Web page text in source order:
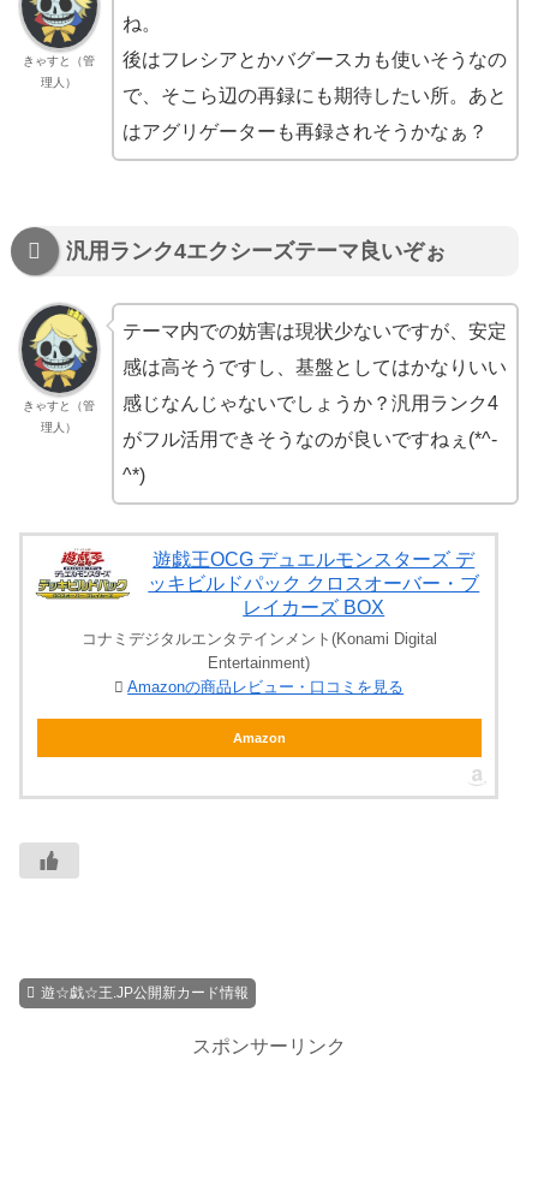
きゃすと（管
理人）
ね。
後はフレシアとかバグースカも使いそうなの
で、そこら辺の再録にも期待したい所。あと
はアグリゲーターも再録されそうかなぁ？
汎用ランク4エクシーズテーマ良いぞぉ
きゃすと（管
理人）
テーマ内での妨害は現状少ないですが、安定
感は高そうですし、基盤としてはかなりいい
感じなんじゃないでしょうか？汎用ランク4
がフル活用できそうなのが良いですねぇ(*^-
^*)
遊戯王OCG デュエルモンスターズ デ
ッキビルドパック クロスオーバー・ブ
レイカーズ BOX
コナミデジタルエンタテインメント(Konami Digital
Entertainment)
Amazonの商品レビュー・口コミを見る
Amazon
遊☆戯☆王.JP公開新カード情報
スポンサーリンク